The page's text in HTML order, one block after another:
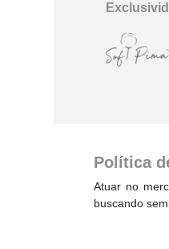
Política
Atuar no
buscando